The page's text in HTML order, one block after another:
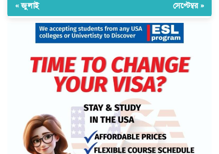
« জুলাই সেপ্টেম্বর »